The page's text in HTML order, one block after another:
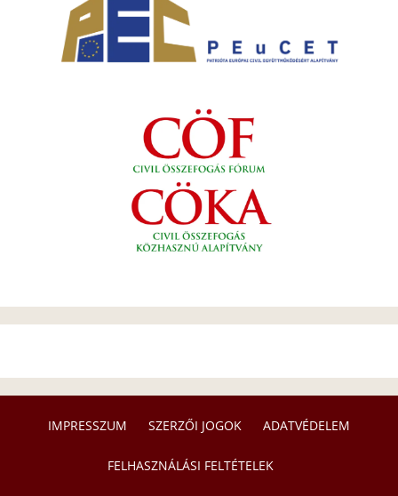
IMPRESSZUM SZERZŐI JOGOK ADATVÉDELEM
FELHASZNÁLÁSI FELTÉTELEK